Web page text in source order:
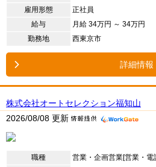
雇用形態
正社員
給与
月給 34万円 ～ 34万円
勤務地
西東京市
詳細情報
株式会社オートセレクション福知山
2026/08/08 更新
職種
営業・企画営業[営業・